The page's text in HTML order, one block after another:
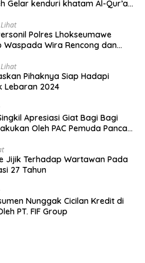
Gelar kenduri khatam Al-Qur’an
Polres Lhokseumawe
Waspada Wira Rencong dan
Pihaknya Siap Hadapi
Lebaran 2024
Apresiasi Giat Bagi Bagi
Oleh PAC Pemuda Panca
Singkil
Jijik Terhadap Wartawan Pada
27 Tahun
Nunggak Cicilan Kredit di
PT. FIF Group